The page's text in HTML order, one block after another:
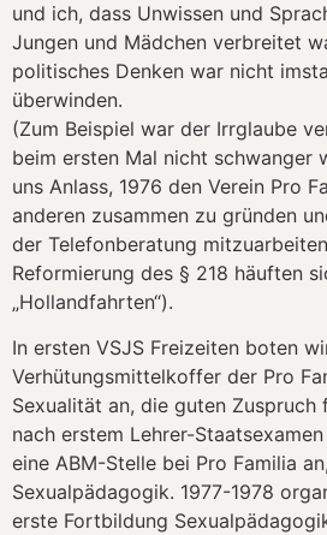
und ich, dass Unwissen und
Jungen und Mädchen verbreitet
politisches Denken war nicht
überwinden.
(Zum Beispiel war der Irrglaube
beim ersten Mal nicht schwanger
uns Anlass, 1976 den Verein Pro
anderen zusammen zu gründen
der Telefonberatung
Reformierung des § 218 häuften
„Hollandfahrten“).
In ersten VSJS Freizeiten boten
Verhütungsmittelkoffer der Pro
Sexualität an, die guten Zuspruch
nach erstem Lehrer-
eine ABM-Stelle bei Pro Familia
Sexualpädagogik. 1977-1978
erste Fortbildung